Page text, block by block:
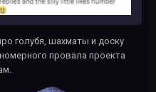
голубя, шахматы и доску
провала проекта